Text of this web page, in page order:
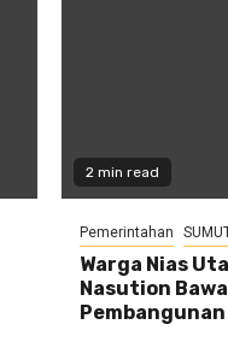
2 min read
Pemerintahan
Warga Nias
Nasution